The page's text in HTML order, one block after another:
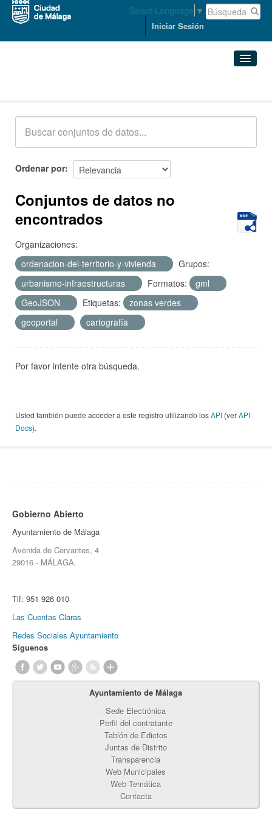
Select Language ▼
Iniciar Sesión
Acerca de
Ordenar por
Conjuntos de datos no
encontrados
Organizaciones:
ordenacion-del-territorio-y-vivienda
Grupos:
urbanismo-infraestructuras
Formatos:
gml
GeoJSON
Etiquetas:
zonas verdes
geoportal
cartografía
Por favor intente otra búsqueda.
Usted también puede acceder a este registro utilizando losAPI (verAPI
Docs).
Gobierno Abierto
Ayuntamiento de Málaga
Avenida de Cervantes, 4
29016 - MÁLAGA.
Tlf: 951 926 010
Las Cuentas Claras
Redes Sociales Ayuntamiento
Síguenos
Ayuntamiento de Málaga
Sede Electrónica
Perfil del contratante
Tablón de Edictos
Juntas de Distrito
Transparencia
Web Municipales
Web Temática
Contacta